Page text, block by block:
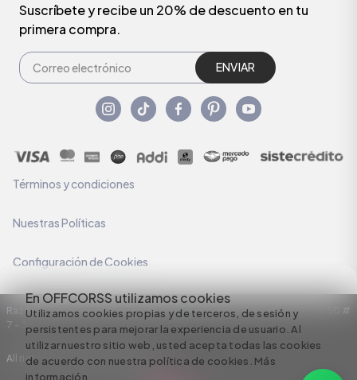
En OFFCORSS utilizamos cookies
Utilizamos cookies propias y de terceros, de sesión y
persistentes para mejorar la experiencia de usuario. Al
utilizar nuestro sitio web, usted acepta todas las cookies
de acuerdo con nuestra política de cookies. Más
información
Suscríbete y recibe un 20% de descuento en tu
primera compra.
ENVIAR
Términos y condiciones
Nuestras Políticas
Configuración de Cookies
Razón Social: C.I HERMECO S.A. NIT: 890924167-6 Dirección: Carrera 50 #
7 – 35
All rights reserved empowered by